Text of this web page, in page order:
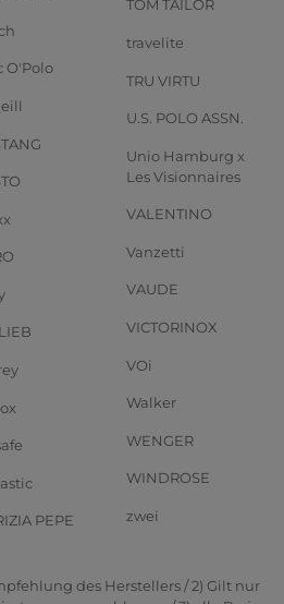
O'Polo
PEPE
TOM TAILOR
travelite
TRU VIRTU
U.S. POLO ASSN.
Unio Hamburg x
Les Visionnaires
VALENTINO
Vanzetti
VAUDE
VICTORINOX
VOi
Walker
WENGER
WINDROSE
zwei
des Herstellers / 2) Gilt nur